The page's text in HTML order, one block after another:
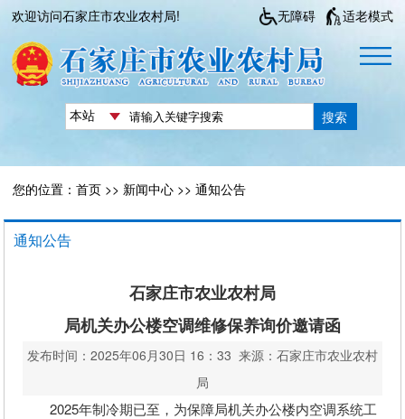
欢迎访问石家庄市农业农村局! 无障碍 适老模式
搜索
您的位置：首页 >> 新闻中心 >>通知公告
通知公告
石家庄市农业农村局
局机关办公楼空调维修保养询价邀请函
发布时间：2025年06月30日 16：33 来源：石家庄市农业农村
局
2025年制冷期已至，为保障局机关办公楼内空调系统工